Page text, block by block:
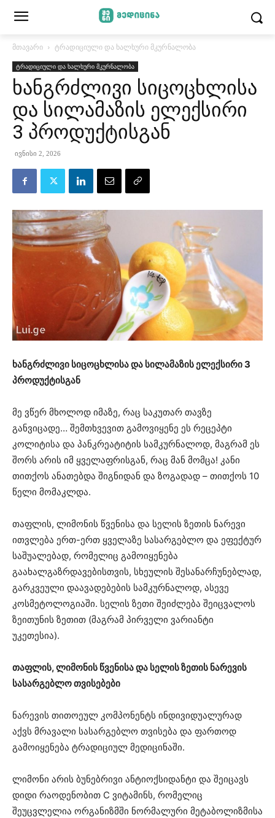
მთავარი ტრადიციული და ხალხური მკურნალობა
ტრადიციული და ხალხური მკურნალობა
ხანგრძლივი სიცოცხლისა
და სილამაზის ელექსირი
3 პროდუქტისგან
ივნისი 2, 2026
ხანგრძლივი სიცოცხლისა და სილამაზის ელექსირი 3
პროდუქტისგან
მე ვწერ მხოლოდ იმაზე, რაც საკუთარ თავზე
განვიცადე… შემთხვევით გამოვიყენე ეს რეცეპტი
კოლიტისა და პანკრეატიტის სამკურნალოდ, მაგრამ ეს
შორს არის იმ ყველაფრისგან, რაც მან მომცა! კანი
თითქოს ანათებდა შიგნიდან და ზოგადად – თითქოს 10
წელი მომაკლდა.
თაფლის, ლიმონის წვენისა და სელის ზეთის ნარევი
ითვლება ერთ-ერთ ყველაზე სასარგებლო და ეფექტურ
საშუალებად, რომელიც გამოიყენება
გაახალგაზრდავებისთვის, სხეულის შესანარჩუნებლად,
გარკვეული დაავადებების სამკურნალოდ, ასევე
კოსმეტოლოგიაში. სელის ზეთი შეიძლება შეიცვალოს
ზეითუნის ზეთით (მაგრამ პირველი ვარიანტი
უკეთესია).
თაფლის, ლიმონის წვენისა და სელის ზეთის ნარევის
სასარგებლო თვისებები
ნარევის თითოეულ კომპონენტს ინდივიდუალურად
აქვს მრავალი სასარგებლო თვისება და ფართოდ
გამოიყენება ტრადიციულ მედიცინაში.
ლიმონი არის ბუნებრივი ანტიოქსიდანტი და შეიცავს
დიდი რაოდენობით C ვიტამინს, რომელიც
შეუცვლელია ორგანიზმში ნორმალური მეტაბოლიზმისა